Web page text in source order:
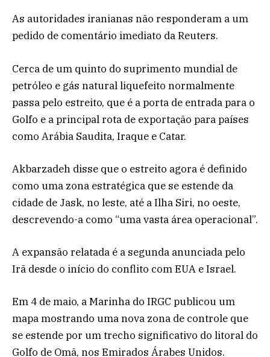
As autoridades iranianas não responderam a um
pedido de comentário imediato da Reuters.
Cerca de um quinto do suprimento mundial de
petróleo e gás natural liquefeito normalmente
passa pelo estreito, que é a porta de entrada para o
Golfo e a principal rota de exportação para países
como Arábia Saudita, Iraque e Catar.
Akbarzadeh disse que o estreito agora é definido
como uma zona estratégica que se estende da
cidade de Jask, no leste, até a Ilha Siri, no oeste,
descrevendo-a como “uma vasta área operacional”.
A expansão relatada é a segunda anunciada pelo
Irã desde o início do conflito com EUA e Israel.
Em 4 de maio, a Marinha do IRGC publicou um
mapa mostrando uma nova zona de controle que
se estende por um trecho significativo do litoral do
Golfo de Omã, nos Emirados Árabes Unidos.